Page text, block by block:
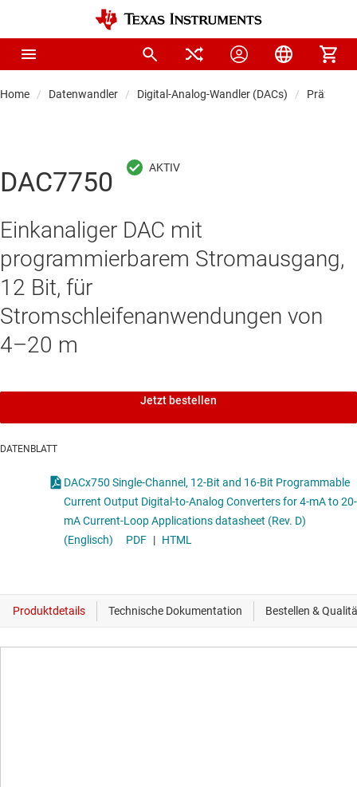
Home Datenwandler Digital-Analog-Wandler (DACs)
DAC7750
Einkanaliger DAC mit
programmierbarem Stromausgang,
12 Bit, für
Stromschleifenanwendungen von
4–20 m
Jetzt bestellen
DATENBLATT
DACx750 Single-Channel, 12-Bit and 16-Bit Programmable
Current Output Digital-to-Analog Converters for 4-mA to 20-
mA Current-Loop Applications datasheet (Rev. D)
(Englisch)
PDF | HTML